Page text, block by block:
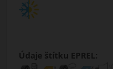
Údaje štítku EPREL: